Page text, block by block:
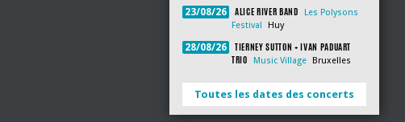
23/08/26 ALICE RIVER BAND
Les Polysons
Festival
Huy
28/08/26
TIERNEY SUTTON + IVAN PADUART
TRIO
Music Village Bruxelles
Toutes les dates des concerts